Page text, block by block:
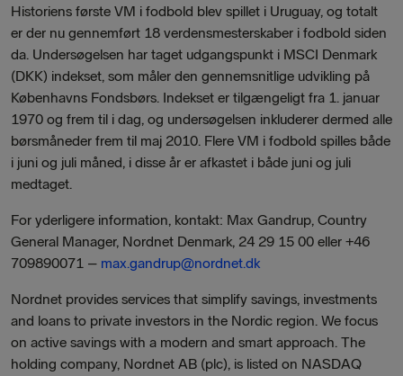
Historiens første VM i fodbold blev spillet i Uruguay, og totalt
er der nu gennemført 18 verdensmesterskaber i fodbold siden
da. Undersøgelsen har taget udgangspunkt i MSCI Denmark
(DKK) indekset, som måler den gennemsnitlige udvikling på
Københavns Fondsbørs. Indekset er tilgængeligt fra 1. januar
1970 og frem til i dag, og undersøgelsen inkluderer dermed alle
børsmåneder frem til maj 2010. Flere VM i fodbold spilles både
i juni og juli måned, i disse år er afkastet i både juni og juli
medtaget.
For yderligere information, kontakt: Max Gandrup, Country
General Manager, Nordnet Denmark, 24 29 15 00 eller +46
709890071 – max.gandrup@nordnet.dk
Nordnet provides services that simplify savings, investments
and loans to private investors in the Nordic region. We focus
on active savings with a modern and smart approach. The
holding company, Nordnet AB (plc), is listed on NASDAQ